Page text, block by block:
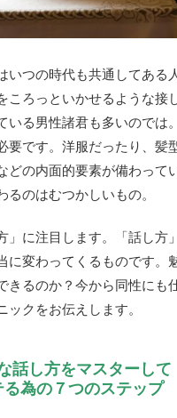
いつの時代も共通してある
ころっといかせるような接
いる男性諸君も多いのでは
要です。洋服だったり、髪
どの内面的要素が備わって
のはむつかしいもの。
」に注目します。「話し方
に変わってくるものです。
きるのか？今から同性にも
クをお伝えします。
話し方をマスターして
る為の７つのステップ